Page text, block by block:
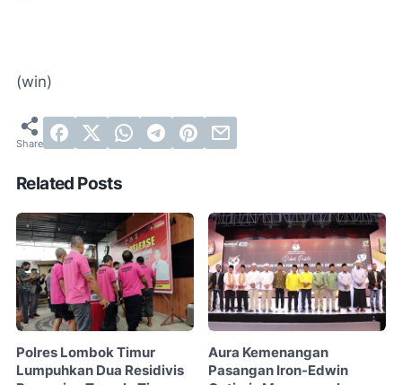
(win)
Related Posts
Polres Lombok Timur
Lumpuhkan Dua Residivis
Aura Kemenangan
Pasangan Iron-Edwin